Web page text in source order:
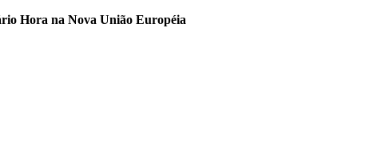
Hora na Nova União Européia